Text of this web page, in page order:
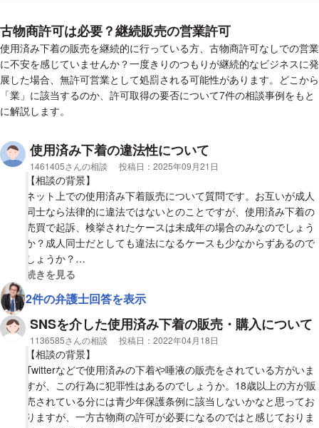
古物商許可は必要？継続販売の営業許可
使用済み下着の販売を継続的に行っている方、古物商許可なしでの営業
に不安を感じていませんか？一度きりのつもりが継続的なビジネスに発
展した場合、無許可営業として処罰される可能性があります。どこから
「業」に該当するのか、許可取得の要否について7件の相談事例をもと
に解説します。
使用済み下着の違法性について
相談者
1461405さんの相談 投稿日： 2025年09月21日
【相談の背景】
ネット上での使用済み下着販売について質問です。お互いが成人
同士なら法律的に違法ではないとのことですが、使用済み下着の
売買で起訴、検挙されたケースは未成年の場合のみなのでしょう
か？成人同士だとしても違法になるケースも少なからずあるので
しょうか？
使用済み下着の売買で起訴、検挙となるのは未成年の場合に限り
ますか？
【質問2】
仮に成人同士で双方の合意があっても違法になるケースは少しで
もあるのでしょうか？
視覚的に省略された相談全文の
続きを見る
2件の弁護士回答を表示
SNSを介した使用済み下着の販売・購入について
相談者
1136585さんの相談 投稿日： 2022年04月18日
【相談の背景】
Twitterなどで使用済みの下着や唾液の販売をされている方がいま
すが、この行為に犯罪性はあるのでしょうか。18歳以上の方が販
売されている分には青少年保護条例に該当しないかなと思ってお
りますが、一方古物商の許可が必要になるのではと感じておりま